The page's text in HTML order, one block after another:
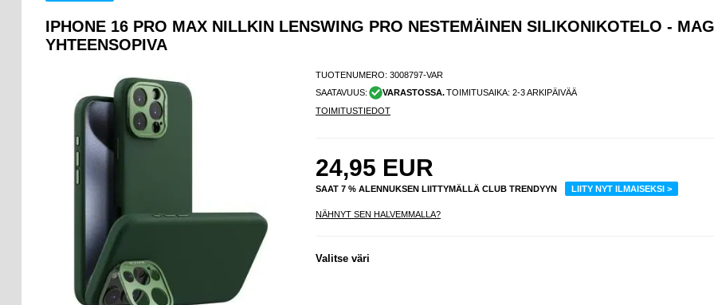
IPHONE 16 PRO MAX NILLKIN LENSWING PRO NESTEMÄINEN SILIKONIKOTELO -
YHTEENSOPIVA
TUOTENUMERO:3008797-VAR
SAATAVUUS:
VARASTOSSA.TOIMITUSAIKA: 2-3 ARKIPÄIVÄÄ
TOIMITUSTIEDOT
24,95 EUR
SAAT 7 % ALENNUKSEN LIITTYMÄLLÄ CLUB TRENDYYN LIITY NYT ILMAISEKSI >
NÄHNYT SEN HALVEMMALLA?
Valitse väri